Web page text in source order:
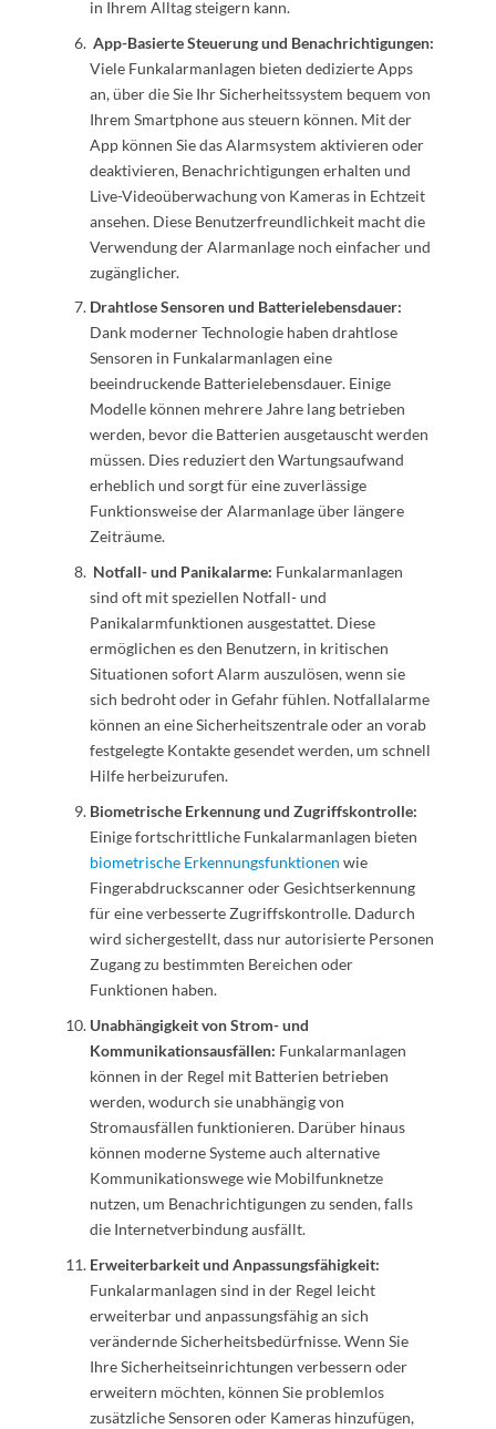
in Ihrem Alltag steigern kann.
App-Basierte Steuerung und Benachrichtigungen:
Viele Funkalarmanlagen bieten dedizierte Apps
an, über die Sie Ihr Sicherheitssystem bequem von
Ihrem Smartphone aus steuern können. Mit der
App können Sie das Alarmsystem aktivieren oder
deaktivieren, Benachrichtigungen erhalten und
Live-Videoüberwachung von Kameras in Echtzeit
ansehen. Diese Benutzerfreundlichkeit macht die
Verwendung der Alarmanlage noch einfacher und
zugänglicher.
Drahtlose Sensoren und Batterielebensdauer:
Dank moderner Technologie haben drahtlose
Sensoren in Funkalarmanlagen eine
beeindruckende Batterielebensdauer. Einige
Modelle können mehrere Jahre lang betrieben
werden, bevor die Batterien ausgetauscht werden
müssen. Dies reduziert den Wartungsaufwand
erheblich und sorgt für eine zuverlässige
Funktionsweise der Alarmanlage über längere
Zeiträume.
Notfall- und Panikalarme: Funkalarmanlagen
sind oft mit speziellen Notfall- und
Panikalarmfunktionen ausgestattet. Diese
ermöglichen es den Benutzern, in kritischen
Situationen sofort Alarm auszulösen, wenn sie
sich bedroht oder in Gefahr fühlen. Notfallalarme
können an eine Sicherheitszentrale oder an vorab
festgelegte Kontakte gesendet werden, um schnell
Hilfe herbeizurufen.
Biometrische Erkennung und Zugriffskontrolle:
Einige fortschrittliche Funkalarmanlagen bieten
biometrische Erkennungsfunktionen wie
Fingerabdruckscanner oder Gesichtserkennung
für eine verbesserte Zugriffskontrolle. Dadurch
wird sichergestellt, dass nur autorisierte Personen
Zugang zu bestimmten Bereichen oder
Funktionen haben.
Unabhängigkeit von Strom- und
Kommunikationsausfällen: Funkalarmanlagen
können in der Regel mit Batterien betrieben
werden, wodurch sie unabhängig von
Stromausfällen funktionieren. Darüber hinaus
können moderne Systeme auch alternative
Kommunikationswege wie Mobilfunknetze
nutzen, um Benachrichtigungen zu senden, falls
die Internetverbindung ausfällt.
Erweiterbarkeit und Anpassungsfähigkeit:
Funkalarmanlagen sind in der Regel leicht
erweiterbar und anpassungsfähig an sich
verändernde Sicherheitsbedürfnisse. Wenn Sie
Ihre Sicherheitseinrichtungen verbessern oder
erweitern möchten, können Sie problemlos
zusätzliche Sensoren oder Kameras hinzufügen,